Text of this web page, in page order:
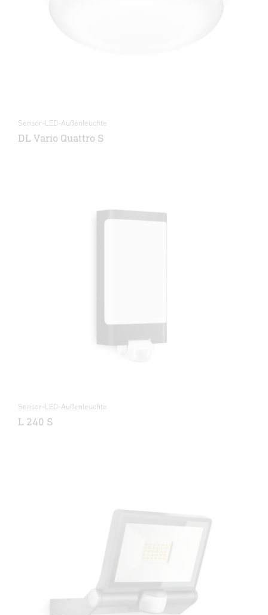
Sensor-LED-Außenleuchte
DL Vario Quattro S
Sensor-LED-Außenleuchte
L 240 S